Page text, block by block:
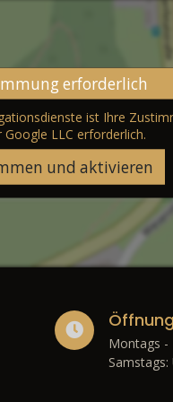
erforderlich
ist Ihre
LLC erforderlich.
und aktivieren
Montags -
Samstags: